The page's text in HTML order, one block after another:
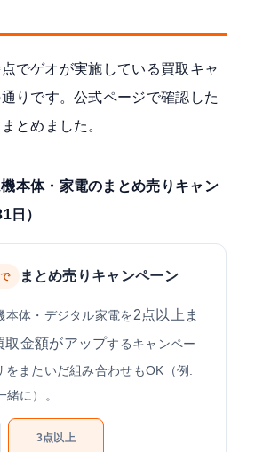
でゲオが実施している買取キャ
りです。公式ページで確認した
とめました。
本体・家電のまとめ売りキャン
日）
まとめ売りキャンペーン
本体・デジタル家電を2点以上ま
取金額がアップするキャンペー
をまたいだ組み合わせもOK（例:
に）。
3点以上